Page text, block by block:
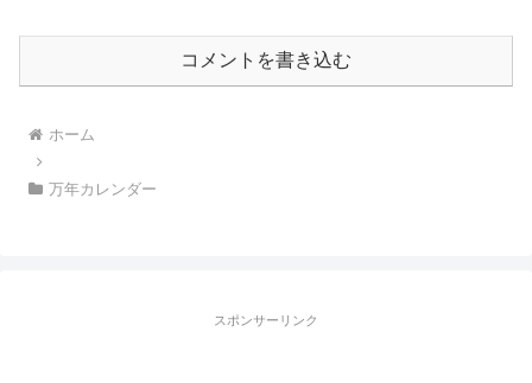
コメントを書き込む
ホーム
万年カレンダー
スポンサーリンク